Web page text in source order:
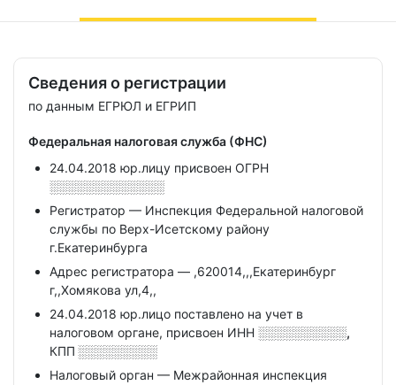
Сведения о регистрации
по данным ЕГРЮЛ и ЕГРИП
Федеральная налоговая служба (ФНС)
24.04.2018 юр.лицу присвоен ОГРН
░░░░░░░░░░░░░
Регистратор — Инспекция Федеральной налоговой
службы по Верх-Исетскому району
г.Екатеринбурга
Адрес регистратора — ,620014,,,Екатеринбург
г,,Хомякова ул,4,,
24.04.2018 юр.лицо поставлено на учет в
налоговом органе, присвоен ИНН ░░░░░░░░░░,
КПП ░░░░░░░░░
Налоговый орган — Межрайонная инспекция